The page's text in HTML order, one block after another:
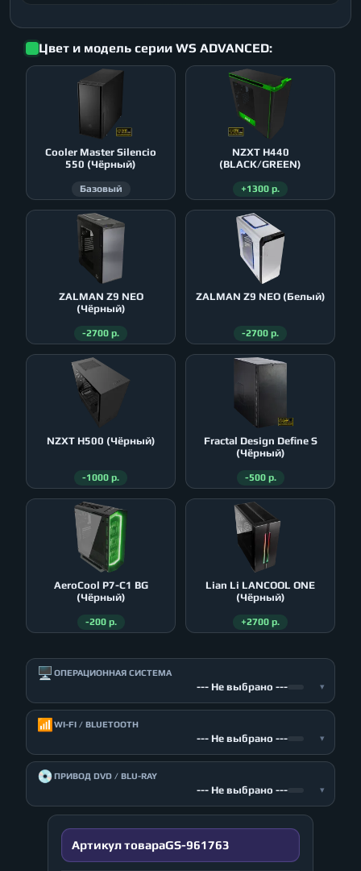
Цвет и модель серии WS ADVANCED:
Cooler Master Silencio
550 (Чёрный)
Базовый
NZXT H440
(BLACK/GREEN)
+1300 р.
ZALMAN Z9 NEO
(Чёрный)
-2700 р.
ZALMAN Z9 NEO (Белый)
-2700 р.
NZXT H500 (Чёрный)
-1000 р.
Fractal Design Define S
(Чёрный)
-500 р.
AeroСool P7-C1 BG
(Чёрный)
-200 р.
Lian Li LANCOOL ONE
(Чёрный)
+2700 р.
🖥️ ОПЕРАЦИОННАЯ СИСТЕМА
--- Не выбрано --- ▾
📶 WI-FI / BLUETOOTH
--- Не выбрано --- ▾
💿ПРИВОД DVD / BLU-RAY
--- Не выбрано --- ▾
Артикул товараGS-961763